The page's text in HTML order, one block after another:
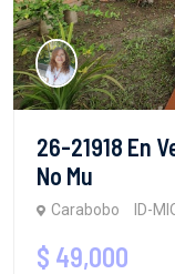
26-21918 En
No Mu
Carabobo ID-
$ 49,000